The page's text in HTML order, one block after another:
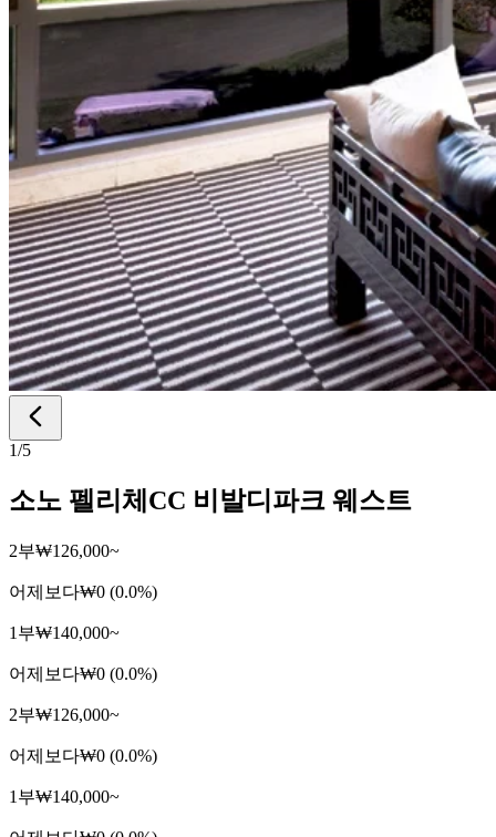
1/5
소노 펠리체CC 비발디파크 웨스트
2부₩126,000~
어제보다₩0 (0.0%)
1부₩140,000~
어제보다₩0 (0.0%)
2부₩126,000~
어제보다₩0 (0.0%)
1부₩140,000~